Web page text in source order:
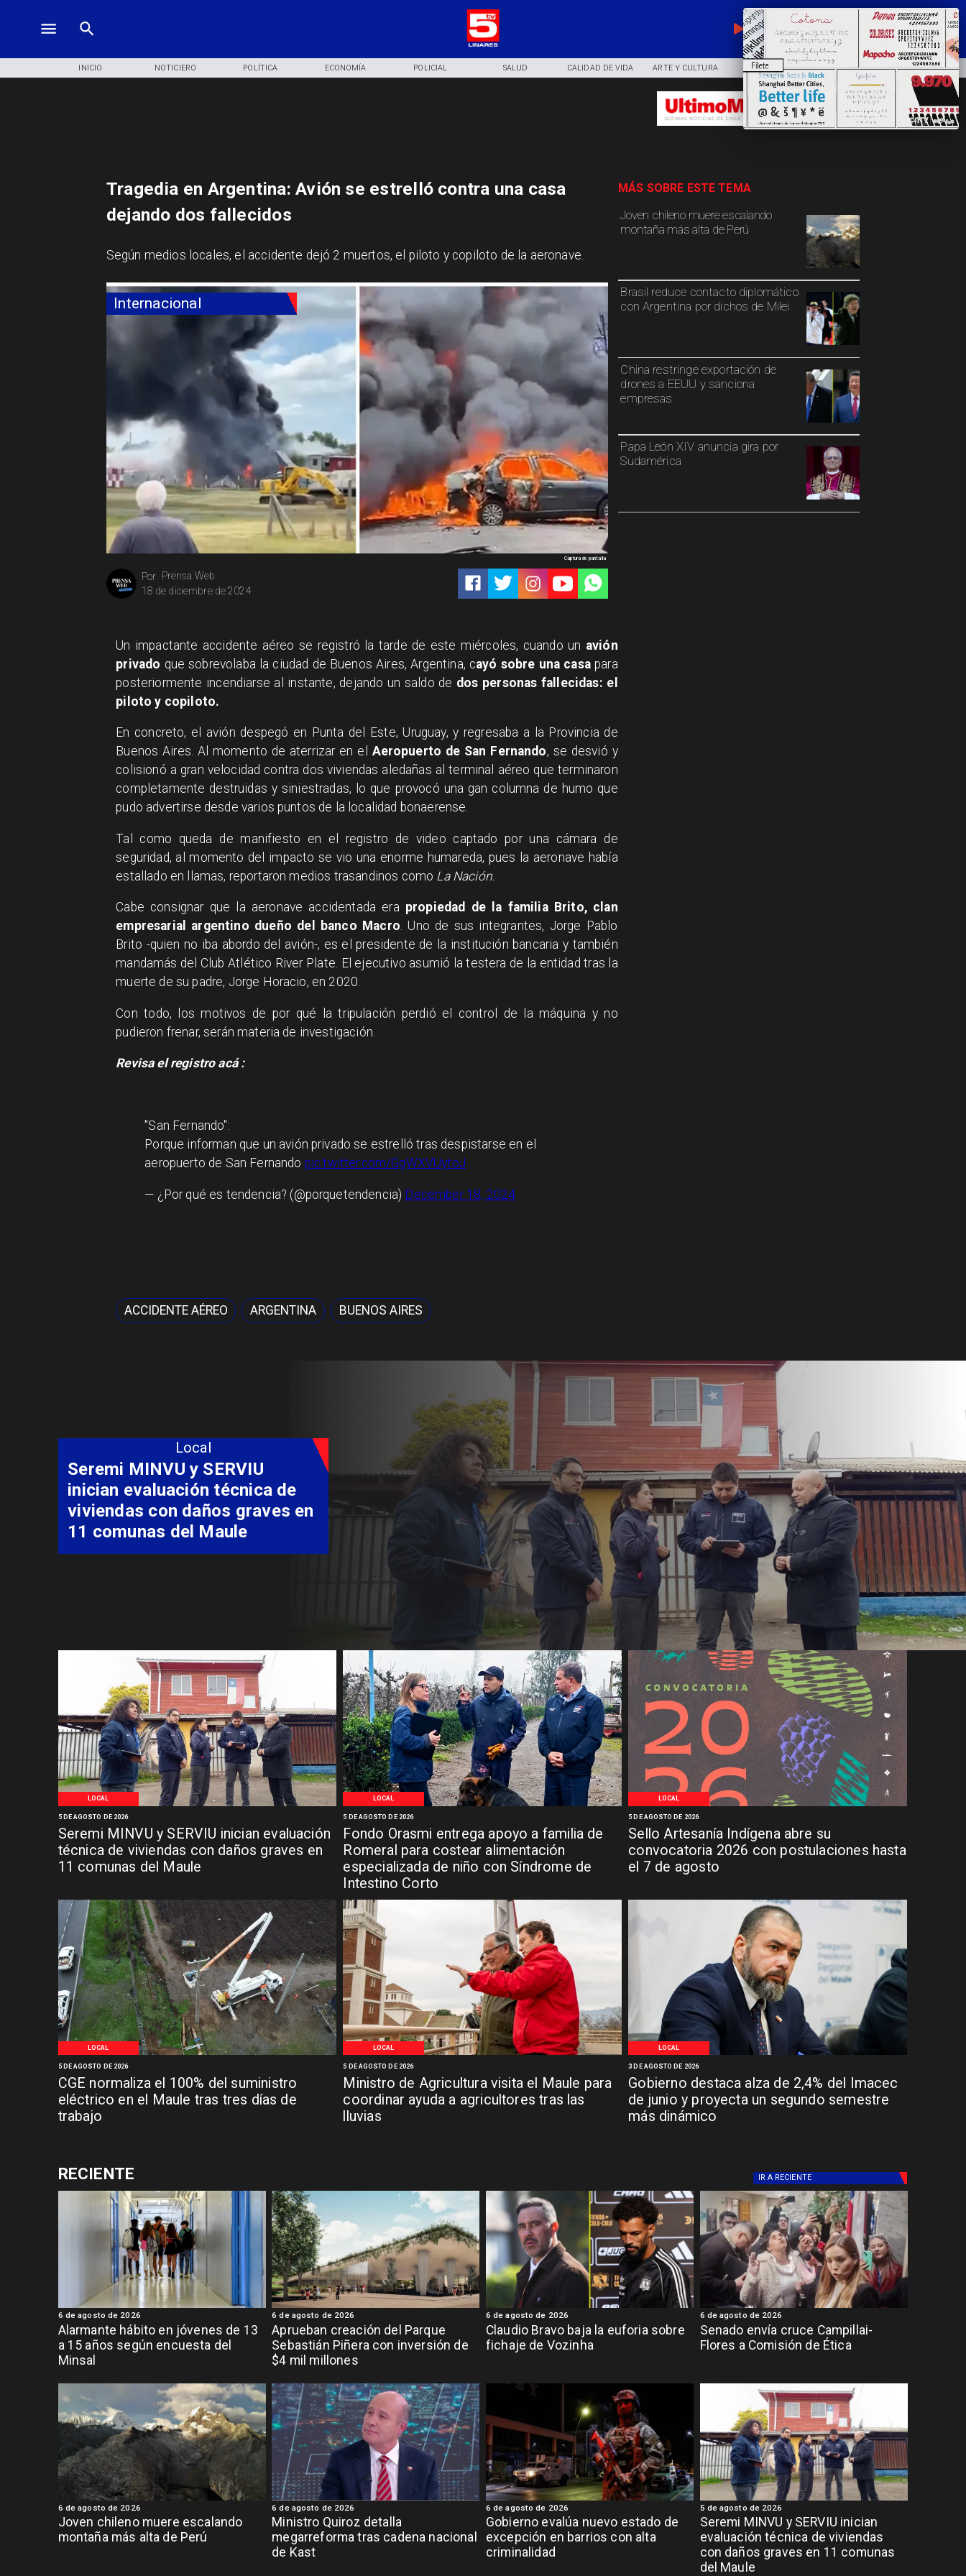
EN VIVO
INICIO NOTICIERO POLÍTICA ECONOMÍA POLICIAL SALUD CALIDAD DE VIDA ARTE Y CULTURA COMUNIDAD DEPORTES
Internacional
Prensa Web
Por
18 de diciembre de 2024
Captura de pantalla
Joven chileno muere escalando
montaña más alta de Perú
Brasil reduce contacto diplomático
con Argentina por dichos de Milei
China restringe exportación de
drones a EEUU y sanciona
empresas
Papa León XIV anuncia gira por
Sudamérica
MÁS SOBRE ESTE TEMA
Tragedia en Argentina: Avión se estrelló contra una casa
dejando dos fallecidos
Según medios locales, el accidente dejó 2 muertos, el piloto y copiloto de la aeronave.
Un impactante accidente aéreo se registró la tarde de este miércoles, cuando un avión
privado que sobrevolaba la ciudad de Buenos Aires, Argentina, cayó sobre una casapara
posteriormente incendiarse al instante, dejando un saldo de dos personas fallecidas: el
piloto y copiloto.
En concreto, el avión despegó en Punta del Este, Uruguay, y regresaba a la Provincia de
Buenos Aires. Al momento de aterrizar en el Aeropuerto de San Fernando, se desvió y
colisionó a gran velocidad contra dos viviendas aledañas al terminal aéreo que terminaron
completamente destruidas y siniestradas, lo que provocó una gan columna de humo que
pudo advertirse desde varios puntos de la localidad bonaerense.
​Tal como queda de manifiesto en el registro de video captado por una cámara de
seguridad, al momento del impacto se vio una enorme humareda, pues la aeronave había
estallado en llamas, reportaron medios trasandinos como La Nación.
Cabe consignar que la aeronave accidentada era propiedad de la familia Brito, clan
empresarial argentino dueño del banco Macro. Uno de sus integrantes, Jorge Pablo
Brito -quien no iba abordo del avión-, es el presidente de la institución bancaria y también
mandamás del Club Atlético River Plate. El ejecutivo asumió la testera de la entidad tras la
muerte de su padre, Jorge Horacio, en 2020.
Con todo, los motivos de por qué la tripulación perdió el control de la máquina y no
pudieron frenar, serán materia de investigación.
Revisa el registro acá :
"San Fernando":
Porque informan que un avión privado se estrelló tras despistarse en el
aeropuerto de San Fernando pic.twitter.com/GgWXVUytoJ
— ¿Por qué es tendencia? (@porquetendencia) December 18, 2024
ACCIDENTE AÉREO ARGENTINA BUENOS AIRES
LOCAL
Seremi MINVU y SERVIU inician evaluación
técnica de viviendas con daños graves en
11 comunas del Maule
5 DE AGOSTO DE 2026
LOCAL
Fondo Orasmi entrega apoyo a familia de
Romeral para costear alimentación
especializada de niño con Síndrome de
Intestino Corto
5 DE AGOSTO DE 2026
LOCAL
Sello Artesanía Indígena abre su
convocatoria 2026 con postulaciones hasta
el 7 de agosto
5 DE AGOSTO DE 2026
LOCAL
CGE normaliza el 100% del suministro
eléctrico en el Maule tras tres días de
trabajo
5 DE AGOSTO DE 2026
LOCAL
Ministro de Agricultura visita el Maule para
coordinar ayuda a agricultores tras las
lluvias
5 DE AGOSTO DE 2026
LOCAL
Gobierno destaca alza de 2,4% del Imacec
de junio y proyecta un segundo semestre
más dinámico
3 DE AGOSTO DE 2026
Local
Fondo Orasmi entrega apoyo a
familia de Romeral para
costear alimentación
especializada de niño con
Síndrome de Intestino Corto
RECIENTE IR A RECIENTE
Alarmante hábito en jóvenes de 13
a 15 años según encuesta del
Minsal
6 de agosto de 2026
Aprueban creación del Parque
Sebastián Piñera con inversión de
$4 mil millones
6 de agosto de 2026
Claudio Bravo baja la euforia sobre
fichaje de Vozinha
6 de agosto de 2026
Senado envía cruce Campillai-
Flores a Comisión de Ética
6 de agosto de 2026
Joven chileno muere escalando
montaña más alta de Perú
6 de agosto de 2026
Ministro Quiroz detalla
megarreforma tras cadena nacional
de Kast
6 de agosto de 2026
Gobierno evalúa nuevo estado de
excepción en barrios con alta
criminalidad
6 de agosto de 2026
Seremi MINVU y SERVIU inician
evaluación técnica de viviendas
con daños graves en 11 comunas
del Maule
5 de agosto de 2026